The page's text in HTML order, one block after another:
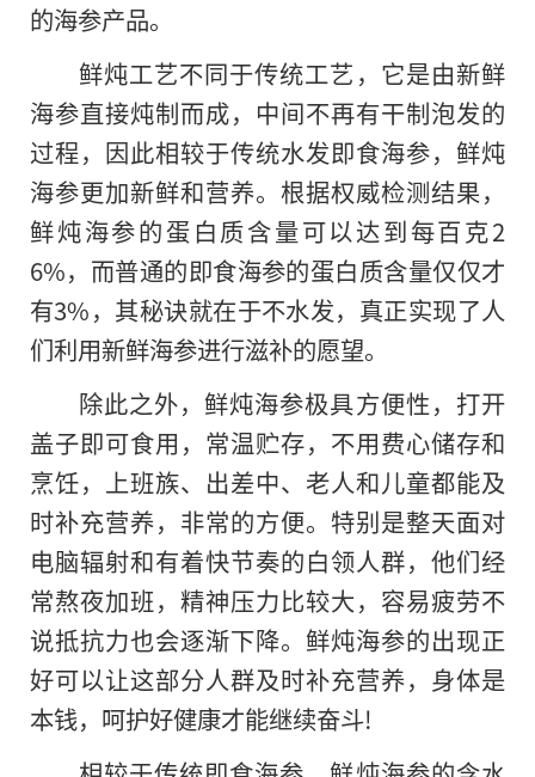
的海参产品。
鲜炖工艺不同于传统工艺，它是由新鲜
海参直接炖制而成，中间不再有干制泡发的
过程，因此相较于传统水发即食海参，鲜炖
海参更加新鲜和营养。根据权威检测结果，
鲜炖海参的蛋白质含量可以达到每百克2
6%，而普通的即食海参的蛋白质含量仅仅才
有3%，其秘诀就在于不水发，真正实现了人
们利用新鲜海参进行滋补的愿望。
除此之外， 鲜炖海参极具方便性，打开
盖子即可食用，常温贮存，不用费心储存和
烹饪，上班族、出差中、老人和儿童都能及
时补充营养，非常的方便。特别是整天面对
电脑辐射和有着快节奏的白领人群，他们经
常熬夜加班，精神压力比较大，容易疲劳不
说抵抗力也会逐渐下降。鲜炖海参的出现正
好可以让这部分人群及时补充营养，身体是
本钱，呵护好健康才能继续奋斗!